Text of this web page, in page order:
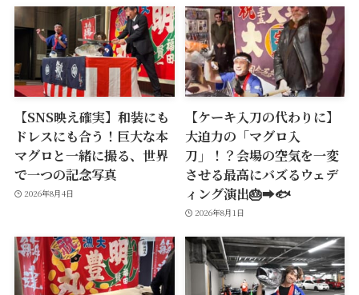
【SNS映え確実】和装にも
ドレスにも合う！巨大な本
マグロと一緒に撮る、世界
で一つの記念写真
2026年8月4日
【ケーキ入刀の代わりに】
大迫力の「マグロ入
刀」！？会場の空気を一変
させる最高にバズるウェデ
ィング演出🎂➡️🐟
2026年8月1日